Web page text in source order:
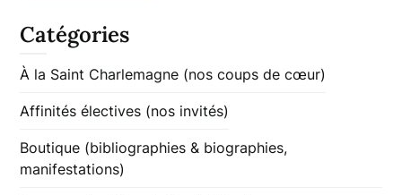
Catégories
À la Saint Charlemagne (nos coups de cœur)
Affinités électives (nos invités)
Boutique (bibliographies & biographies,
manifestations)